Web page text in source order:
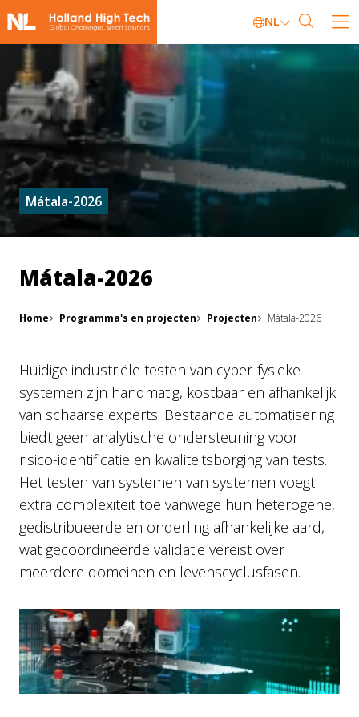
NL
Mátala-2026
Mátala-2026
Home Programma's en projecten Projecten Mátala-2026
Huidige industriële testen van cyber-fysieke
systemen zijn handmatig, kostbaar en afhankelijk
van schaarse experts. Bestaande automatisering
biedt geen analytische ondersteuning voor
risico-identificatie en kwaliteitsborging van tests.
Het testen van systemen van systemen voegt
extra complexiteit toe vanwege hun heterogene,
gedistribueerde en onderling afhankelijke aard,
wat gecoördineerde validatie vereist over
meerdere domeinen en levenscyclusfasen.